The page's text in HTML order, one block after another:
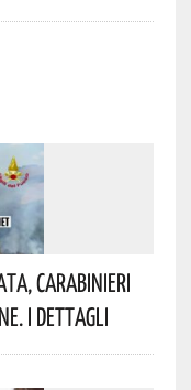
Carabinieri
I Dettagli